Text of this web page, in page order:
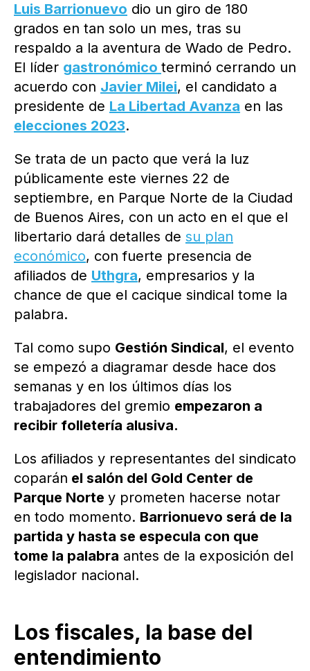
Luis Barrionuevo dio un giro de 180
grados en tan solo un mes, tras su
respaldo a la aventura de Wado de Pedro.
El líder gastronómico terminó cerrando un
acuerdo con Javier Milei, el candidato a
presidente de La Libertad Avanza en las
elecciones 2023.
Se trata de un pacto que verá la luz
públicamente este viernes 22 de
septiembre, en Parque Norte de la Ciudad
de Buenos Aires, con un acto en el que el
libertario dará detalles de su plan
económico, con fuerte presencia de
afiliados de Uthgra, empresarios y la
chance de que el cacique sindical tome la
palabra.
Tal como supo Gestión Sindical, el evento
se empezó a diagramar desde hace dos
semanas y en los últimos días los
trabajadores del gremio empezaron a
recibir folletería alusiva.
Los afiliados y representantes del sindicato
coparán el salón del Gold Center de
Parque Norte y prometen hacerse notar
en todo momento. Barrionuevo será de la
partida y hasta se especula con que
tome la palabra antes de la exposición del
legislador nacional.
Los fiscales, la base del
entendimiento